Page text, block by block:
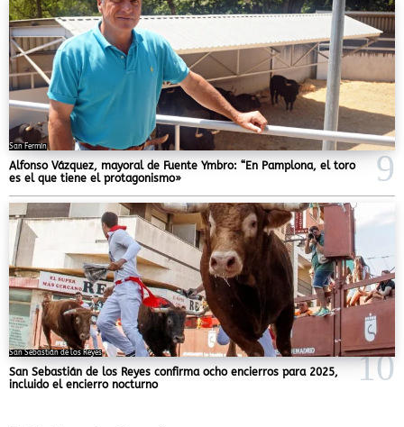
San Fermín
Alfonso Vázquez, mayoral de Fuente Ymbro: “En Pamplona, el toro
es el que tiene el protagonismo»
San Sebastián de los Reyes
San Sebastián de los Reyes confirma ocho encierros para 2025,
incluido el encierro nocturno